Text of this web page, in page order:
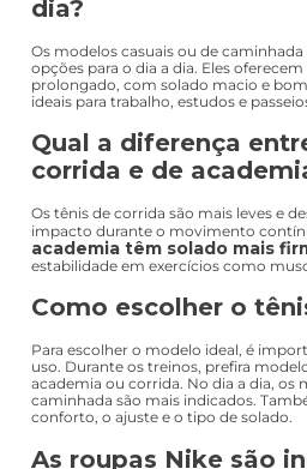
dia?
Os modelos casuais ou de
opções para o dia a dia. Eles
prolongado, com solado macio e
ideais para trabalho, estudos e
Qual a diferença
corrida e de
Os tênis de corrida são mais leves e
impacto durante o movimento
academia têm solado mais
estabilidade em exercícios como
Como escolher o
Para escolher o modelo ideal, é
uso. Durante os treinos, prefira
academia ou corrida. No dia a dia, os
caminhada são mais indicados.
conforto, o ajuste e o tipo de solado.
As roupas Nike são